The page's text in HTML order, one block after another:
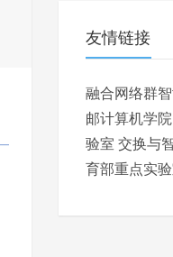
友情链接
融合网络群
邮计算机学院
验室 交换与
育部重点实